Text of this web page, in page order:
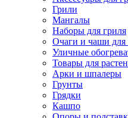
Грили
Мангалы
Наборы для гриля
Очаги и чаши для
Уличные
Товары для
Арки и шпалеры
Грунты
Грядки
Кашпо